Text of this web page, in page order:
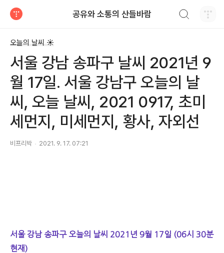
공유와 소통의 산들바람
오늘의 날씨 ☀
서울 강남 송파구 날씨 2021년 9
월 17일. 서울 강남구 오늘의 날
씨, 오늘 날씨, 2021 0917, 초미
세먼지, 미세먼지, 황사, 자외선
비프리박 2021. 9. 17. 07:21
서울 강남 송파구 오늘의 날씨 2021년 9월 17일 (06시 30분
현재)